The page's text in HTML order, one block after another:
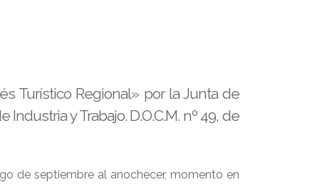
Turístico Regional» por la Junta de
y Trabajo. D.O.C.M. nº 49, de
de septiembre al anochecer, momento en